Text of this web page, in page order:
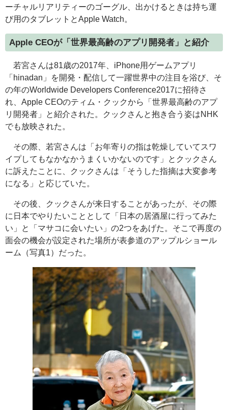
ーチャルリアリティーのゴーグル、出かけるときは持ち運
び用のタブレットとApple Watch。
Apple CEOが「世界最高齢のアプリ開発者」と紹介
若宮さんは81歳の2017年、 iPhone用ゲームアプリ
「 hinadan 」を開発・配信して一躍世界中の注目を浴び、そ
の年のWorldwide Developers Conference2017に招待さ
れ、 Apple CEOのティム・クックから「世界最高齢のアプ
リ開発者」と紹介された。クックさんと抱き合う姿はNHK
でも放映された。
その際、若宮さんは「お年寄りの指は乾燥していてスワ
イプしてもなかなかうまくいかないのです」とクックさん
に訴えたことに、クックさんは「そうした指摘は大変参考
になる」と応じていた。
その後、クックさんが来日することがあったが、その際
に日本でやりたいこととして「日本の居酒屋に行ってみた
い」と「マサコに会いたい」の2つをあげた。そこで再度の
面会の機会が設定された場所が表参道のアップルショール
ーム（写真1）だった。